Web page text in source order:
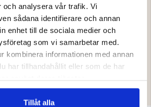
och analysera vår trafik. Vi
sådana identifierare och annan
enhet till de sociala medier och
som vi samarbetar med.
kombinera informationen med annan
har tillhandahållit eller som de har
Tillåt alla
ÄR INTRESSERAD